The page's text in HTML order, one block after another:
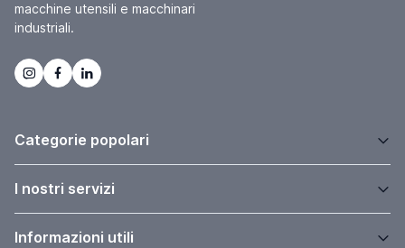
macchine utensili e macchinari
industriali.
Categorie popolari
I nostri servizi
Informazioni utili